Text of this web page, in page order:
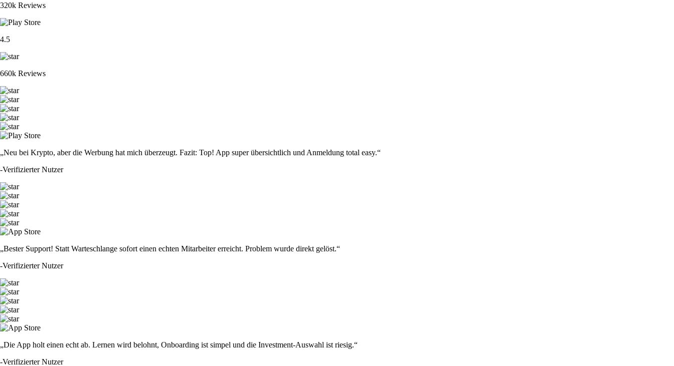
320k Reviews
4.5
660k Reviews
„Neu bei Krypto, aber die Werbung hat mich überzeugt. Fazit: Top! App super übersichtlich und Anmeldung total easy.“
-Verifizierter Nutzer
„Bester Support! Statt Warteschlange sofort einen echten Mitarbeiter erreicht. Problem wurde direkt gelöst.“
-Verifizierter Nutzer
„Die App holt einen echt ab. Lernen wird belohnt, Onboarding ist simpel und die Investment-Auswahl ist riesig.“
-Verifizierter Nutzer